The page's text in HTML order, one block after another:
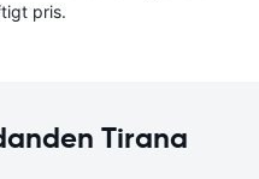
pris.
Tirana